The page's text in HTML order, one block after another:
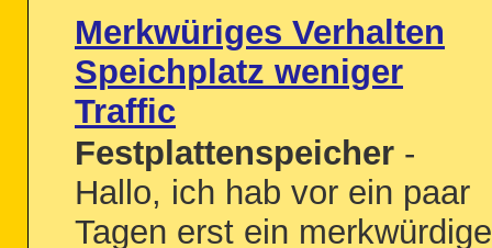
Merkwüriges Verhalten
Speichplatz weniger
Traffic
Festplattenspeicher -
Hallo, ich hab vor ein paar
Tagen erst ein